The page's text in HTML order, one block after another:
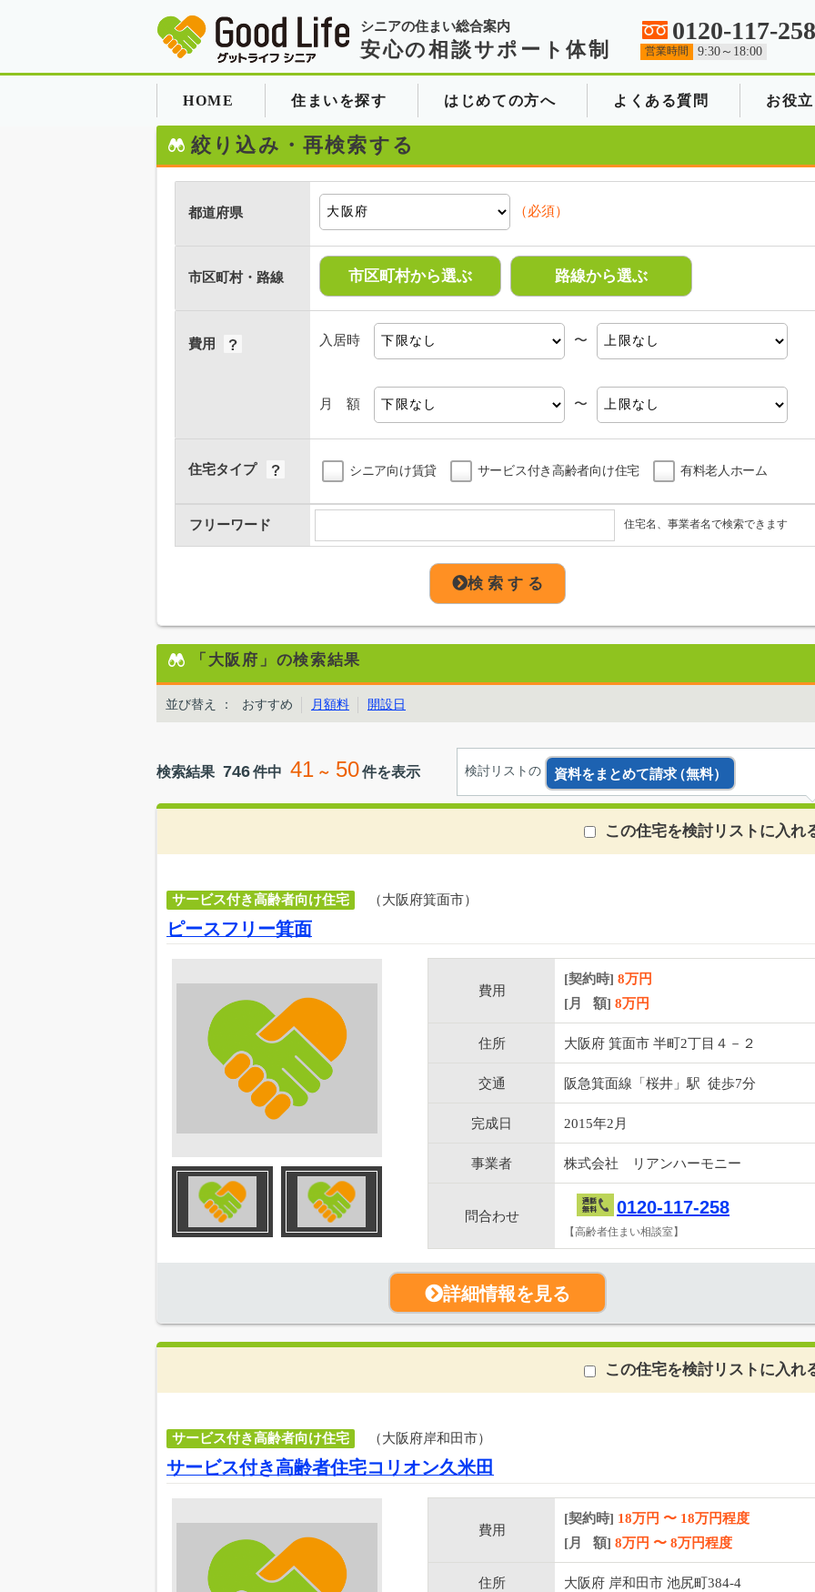
シニアの住まい総合案内
安心の相談サポート体制
0120-117-258
営業時間 9:30～18:00
HOME 住まいを探す はじめての方へ よくある質問 お役
絞り込み・再検索する
都道府県 （必須）
市区町村・路線 市区町村から選ぶ 路線から選ぶ
費用 入居時 〜
月 額 〜
住宅タイプ シニア向け賃貸 サービス付き高齢者向け住宅 有料老人ホーム
フリーワード 住宅名、事業者名で検索できます
検 索 す る
「大阪府」の検索結果
並び替え ： おすすめ 月額料 開設日
検索結果 746件中 41 ～ 50件を表示 検討リストの 資料をまとめて請求（無料）
この住宅を検討リストに入れ
サービス付き高齢者向け住宅 （大阪府箕面市）
ピースフリー箕面
費用
[契約時] 8万円
[月 額] 8万円
住所 大阪府 箕面市 半町2丁目４－２
交通 阪急箕面線「桜井」駅 徒歩7分
完成日 2015年2月
事業者 株式会社 リアンハーモニー
問合わせ 0120-117-258
【高齢者住まい相談室】
詳細情報を見る
この住宅を検討リストに入れ
サービス付き高齢者向け住宅 （大阪府岸和田市）
サービス付き高齢者住宅コリオン久米田
費用
[契約時] 18万円 〜 18万円程度
[月 額] 8万円 〜 8万円程度
住所 大阪府 岸和田市 池尻町384-4